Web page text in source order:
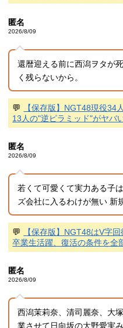
匿名
2026/8/09
還暦迎える前に西潟ヲタが
く残らないから。
💬
【保存版】NGT48現役
13人の"逆ピラミッド"がヤバ
匿名
2026/8/09
若くて可愛くて実力ある子
ズ会社に入るわけが無い 新
💬
【保存版】NGT48はV字
卒業生活躍、復活の条件を全
匿名
2026/8/09
西潟茉莉奈、清司麗奈、大
業させて日向坂の大野愛実